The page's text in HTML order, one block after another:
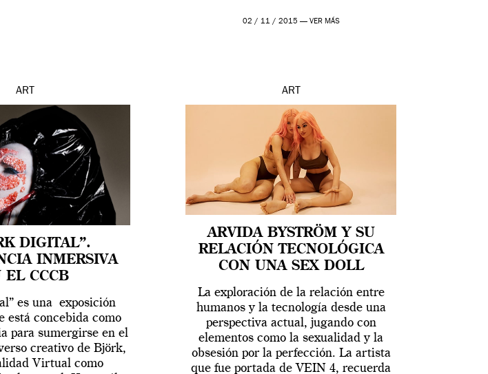
02 / 11 / 2015 — VER MÁS
ART
DIGITAL”.
INMERSIVA
EL CCCB
es una exposición
está concebida como
para sumergirse en el
creativo de Björk,
Virtual como
ART
ARVIDA BYSTRÖM Y SU
RELACIÓN TECNOLÓGICA
CON UNA SEX DOLL
La exploración de la relación entre
humanos y la tecnología desde una
perspectiva actual, jugando con
elementos como la sexualidad y la
obsesión por la perfección. La artista
que fue portada de VEIN 4, recuerda